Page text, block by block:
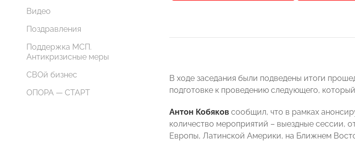
Видео
Поздравления
Поддержка МСП.
Антикризисные меры
СВОй бизнес
ОПОРА — СТАРТ
В ходе заседания были подведены итоги
подготовке к проведению следующего,
Антон Кобяков сообщил, что в рамках
количество мероприятий – выездные сессии,
Европы, Латинской Америки, на Ближнем